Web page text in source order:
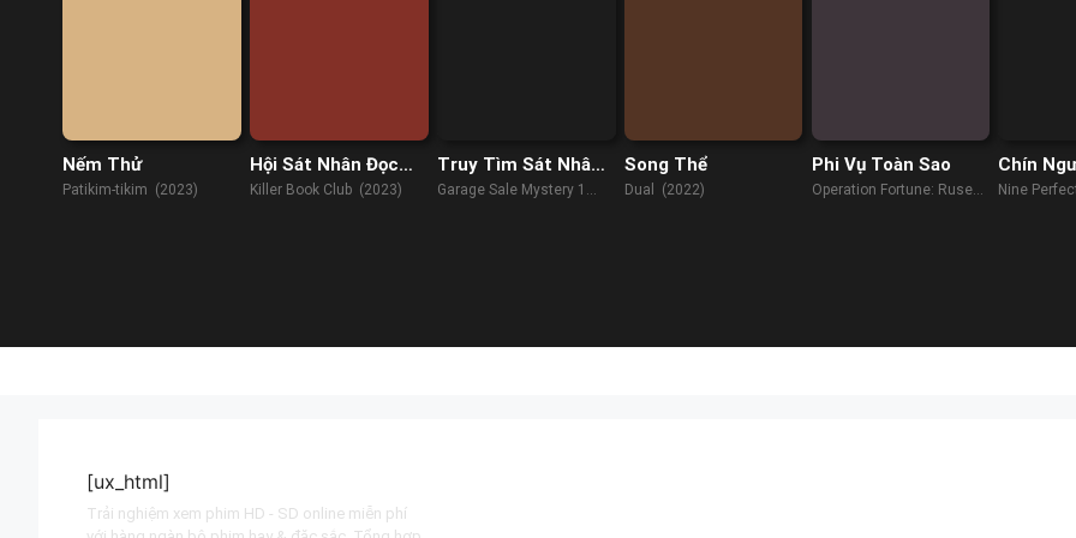
Nếm Thử
Patikim-tikim (2023)
Hội Sát Nhân Đọc
Sách
Killer Book Club (2023)
Truy Tìm Sát Nhân
1
Garage Sale Mystery 1
Song Thể
Dual (2022)
Phi Vụ Toàn Sao
Operation Fortune: Ruse
Chín
Nine